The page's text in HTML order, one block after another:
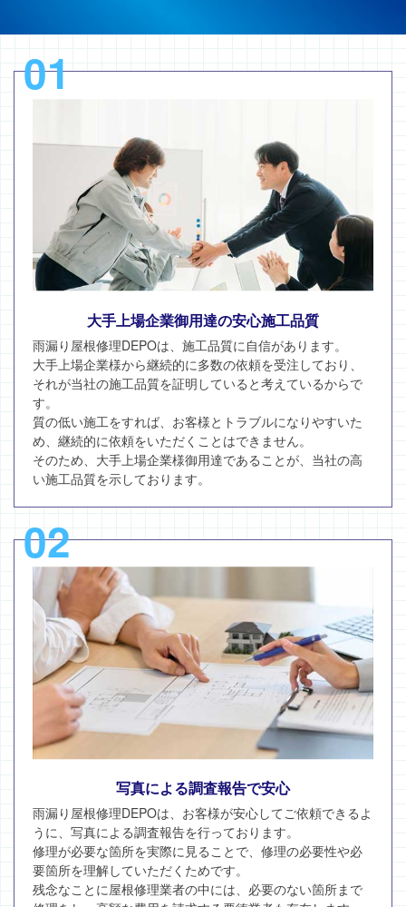
01
大手上場企業御用達の安心施工品質
雨漏り屋根修理DEPOは、施工品質に自信があります。
大手上場企業様から継続的に多数の依頼を受注しており、
それが当社の施工品質を証明していると考えているからで
す。
質の低い施工をすれば、お客様とトラブルになりやすいた
め、継続的に依頼をいただくことはできません。
そのため、大手上場企業様御用達であることが、当社の高
い施工品質を示しております。
02
写真による調査報告で安心
雨漏り屋根修理DEPOは、お客様が安心してご依頼できるよ
うに、写真による調査報告を行っております。
修理が必要な箇所を実際に見ることで、修理の必要性や必
要箇所を理解していただくためです。
残念なことに屋根修理業者の中には、必要のない箇所まで